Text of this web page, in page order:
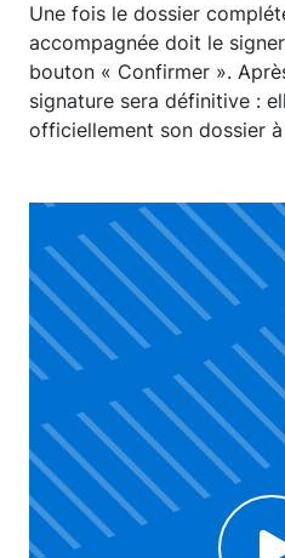
Une fois le dossier
accompagnée doit le
bouton « Confirmer ».
signature sera définitive :
officiellement son dossier
Click to enable Youtube